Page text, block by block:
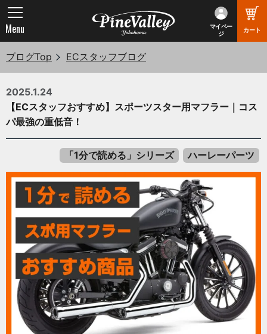
マイペー
ジ
カート
Menu
ブログTop ECスタッフブログ
2025.1.24
【ECスタッフおすすめ】スポーツスター用マフラー｜コス
パ最強の重低音！
「1分で読める」シリーズ ハーレーパーツ